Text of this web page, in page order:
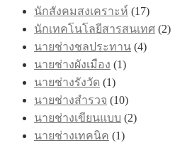
นักสังคมสงเคราะห์ (17)
นักเทคโนโลยีสารสนเทศ (2)
นายช่างชลประทาน (4)
นายช่างผังเมือง (1)
นายช่างรังวัด (1)
นายช่างสำรวจ (10)
นายช่างเขียนแบบ (2)
นายช่างเทคนิค (1)